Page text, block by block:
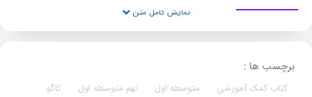
نمایش کامل متن
برچسب ها :
کتاب کمک آموزشی متوسطه اول نهم متوسطه اول کاگو